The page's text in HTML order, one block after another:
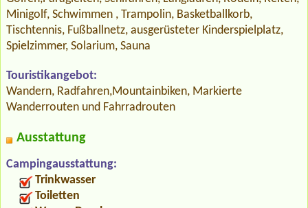
Minigolf, Schwimmen , Trampolin, Basketballkorb,
Tischtennis, Fußballnetz, ausgerüsteter Kinderspielplatz,
Spielzimmer, Solarium, Sauna
Touristikangebot:
Wandern, Radfahren,Mountainbiken, Markierte
Wanderrouten und Fahrradrouten
Ausstattung
Campingausstattung:
Trinkwasser
Toiletten